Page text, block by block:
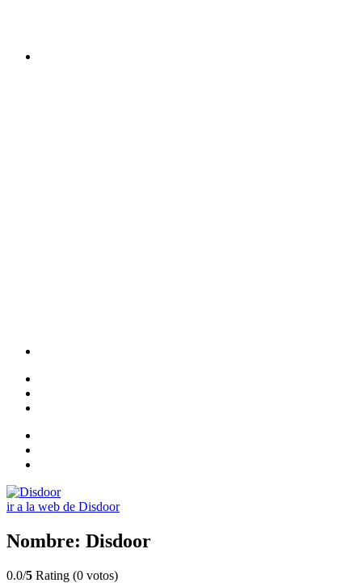
ir a la web de Disdoor
Nombre: Disdoor
0.0/5 Rating (0 votos)